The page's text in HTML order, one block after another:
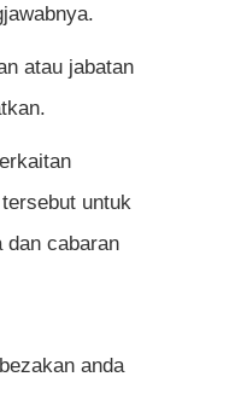
atau jabatan
untuk
dan cabaran
anda